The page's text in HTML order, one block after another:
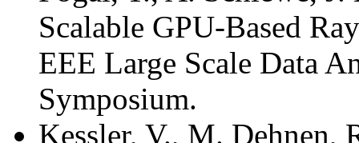
Scalable GPU-Based
EEE Large Scale Data
Symposium.
Kessler, V., M. Dehnen,